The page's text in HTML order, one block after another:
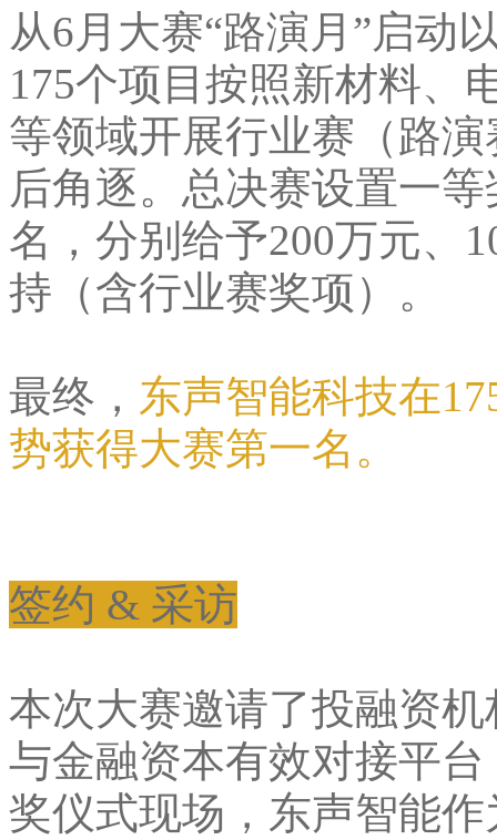
从6月大赛“路演月”启动
175个项目按照新材料、
等领域开展行业赛（路
后角逐。总决赛设置一
名，分别给予200万元、
持（含行业赛奖项）。
最终， 东声智能科技在
势获得大赛第一名。
签约 & 采访
本次大赛邀请了投融资
与金融资本有效对接平
奖仪式现场，东声智能